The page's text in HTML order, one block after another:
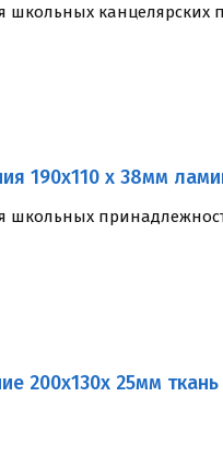
канцелярских
190x110 x 38мм
школьных
200x130x 25мм